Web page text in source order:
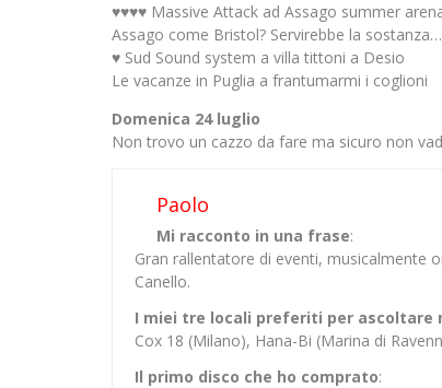
♥♥♥♥ Massive Attack ad Assago summer
Assago come Bristol? Servirebbe la sostanza…
♥ Sud Sound system a villa tittoni a Desio
Le vacanze in Puglia a frantumarmi i coglioni
Domenica 24 luglio
Non trovo un cazzo da fare ma sicuro non
Paolo
Mi racconto in una frase:
Gran rallentatore di eventi, musicalmente
Canello.
I miei tre locali preferiti per ascoltare
Cox 18 (Milano), Hana-Bi (Marina di
Il primo disco che ho comprato: